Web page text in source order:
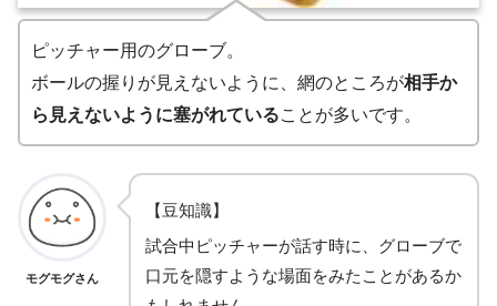
ピッチャー用のグローブ。
ボールの握りが見えないように、網のところが相手か
ら見えないように塞がれていることが多いです。
モグモグさん
【豆知識】
試合中ピッチャーが話す時に、グローブで
口元を隠すような場面をみたことがあるか